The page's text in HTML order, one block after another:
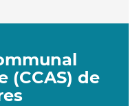
(CCAS) de